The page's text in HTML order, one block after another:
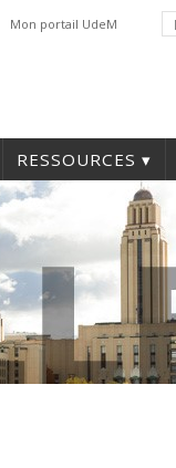
Mon portail UdeM
RESSOURCES